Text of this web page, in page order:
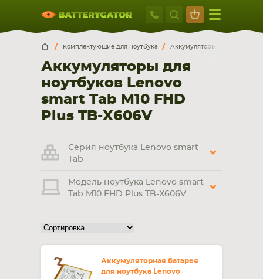
Москва
+7 495 414
Москва Санкт-Петербург
г. Москва, ул. Ткацкая, 5с3 (м. Семеновская)
5 мин. ходьбы от ст.м. “Семеновская”
+7 495 414 28 59
Обратный звонок
Пн-Вс:
смартфона, планшета
НОУТБУКА ПЛАНШЕТА
Комплектующие для ноутбука Аккумуляторы для ноутбуков
Аккумуляторы для
ноутбуков Lenovo
smart Tab M10 FHD
Plus TB-X606V
Серия ноутбука Lenovo smart
Tab
Модель ноутбука Lenovo smart
Tab M10 FHD Plus TB-X606V
Аккумуляторная батарея
для ноутбука Lenovo